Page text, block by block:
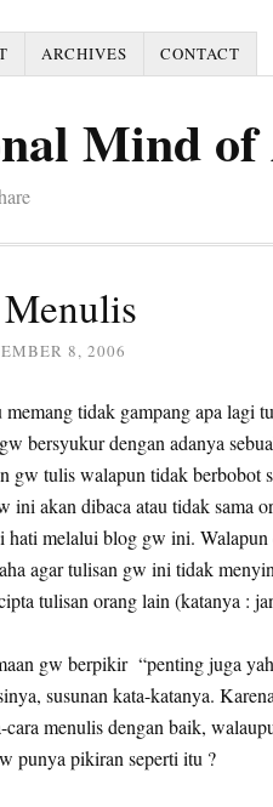
ARCHIVES CONTACT
Mind of
8, 2006
memang tidak gampang apa lagi
bersyukur dengan adanya
gw tulis walapun tidak berbobot
ini akan dibaca atau tidak sama
hati melalui blog gw ini.
agar tulisan gw ini tidak
tulisan orang lain (katanya :
gw berpikir “penting juga
susunan kata-katanya.
cara menulis dengan baik,
punya pikiran seperti itu ?